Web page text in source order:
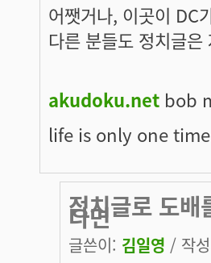
어쨋거나, 이곳이 DC
다른 분들도 정치글
akudoku.net bob
life is only one time
정치글로 도배
다면
글쓴이: 김일영 / 작